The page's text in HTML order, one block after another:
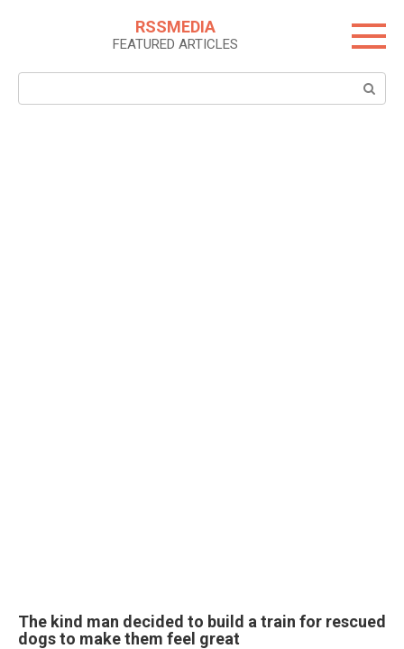
RSSMEDIA
FEATURED ARTICLES
Search:
The kind man decided to build a train for rescued
dogs to make them feel great